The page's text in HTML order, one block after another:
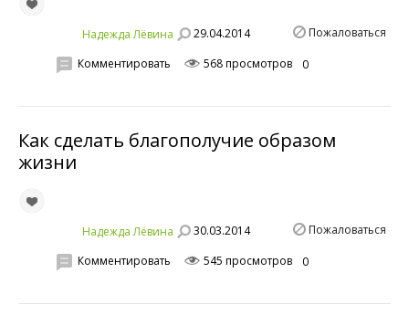
Надежда Лёвина 29.04.2014 Пожаловаться
Комментировать 568 просмотров 0
Как сделать благополучие образом
жизни
Надежда Лёвина 30.03.2014 Пожаловаться
Комментировать 545 просмотров 0